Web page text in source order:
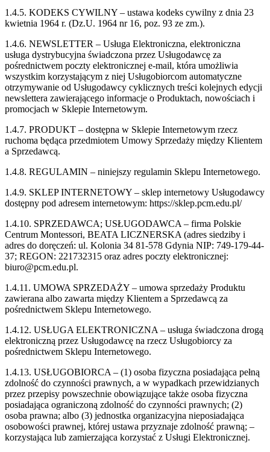
1.4.5. KODEKS CYWILNY – ustawa kodeks cywilny z dnia 23
kwietnia 1964 r. (Dz.U. 1964 nr 16, poz. 93 ze zm.).
1.4.6. NEWSLETTER – Usługa Elektroniczna, elektroniczna
usługa dystrybucyjna świadczona przez Usługodawcę za
pośrednictwem poczty elektronicznej e-mail, która umożliwia
wszystkim korzystającym z niej Usługobiorcom automatyczne
otrzymywanie od Usługodawcy cyklicznych treści kolejnych edycji
newslettera zawierającego informacje o Produktach, nowościach i
promocjach w Sklepie Internetowym.
1.4.7. PRODUKT – dostępna w Sklepie Internetowym rzecz
ruchoma będąca przedmiotem Umowy Sprzedaży między Klientem
a Sprzedawcą.
1.4.8. REGULAMIN – niniejszy regulamin Sklepu Internetowego.
1.4.9. SKLEP INTERNETOWY – sklep internetowy Usługodawcy
dostępny pod adresem internetowym: https://sklep.pcm.edu.pl/
1.4.10. SPRZEDAWCA; USŁUGODAWCA – firma Polskie
Centrum Montessori, BEATA LICZNERSKA (adres siedziby i
adres do doręczeń: ul. Kolonia 34 81-578 Gdynia NIP: 749-179-44-
37; REGON: 221732315 oraz adres poczty elektronicznej:
biuro@pcm.edu.pl.
1.4.11. UMOWA SPRZEDAŻY – umowa sprzedaży Produktu
zawierana albo zawarta między Klientem a Sprzedawcą za
pośrednictwem Sklepu Internetowego.
1.4.12. USŁUGA ELEKTRONICZNA – usługa świadczona drogą
elektroniczną przez Usługodawcę na rzecz Usługobiorcy za
pośrednictwem Sklepu Internetowego.
1.4.13. USŁUGOBIORCA – (1) osoba fizyczna posiadająca pełną
zdolność do czynności prawnych, a w wypadkach przewidzianych
przez przepisy powszechnie obowiązujące także osoba fizyczna
posiadająca ograniczoną zdolność do czynności prawnych; (2)
osoba prawna; albo (3) jednostka organizacyjna nieposiadająca
osobowości prawnej, której ustawa przyznaje zdolność prawną; –
korzystająca lub zamierzająca korzystać z Usługi Elektronicznej.